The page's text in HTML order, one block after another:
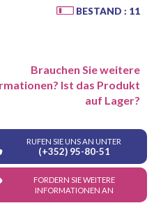
BESTAND : 11
Brauchen Sie weitere
Ist das Produkt
auf Lager?
RUFEN SIE UNS AN UNTER
(+352) 95-80-51
FORDERN SIE WEITERE
INFORMATIONEN AN